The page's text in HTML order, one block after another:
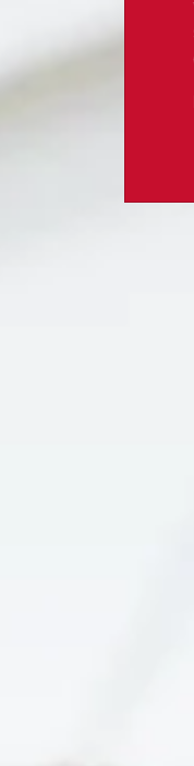
Gemeinsam
Bereich
leiste Deinen